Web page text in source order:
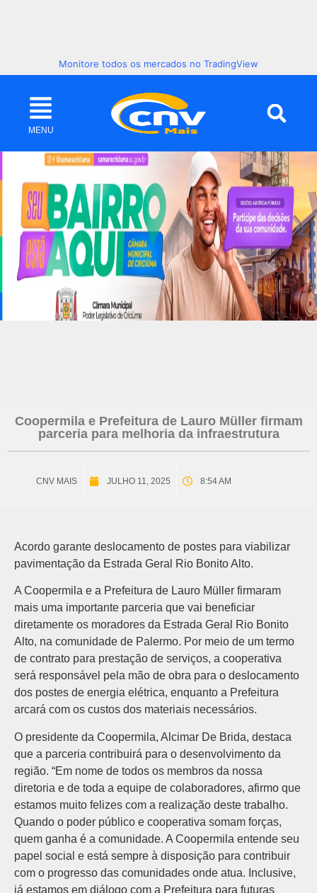
Monitore todos os mercados no TradingView
MENU
Coopermila e Prefeitura de Lauro Müller firmam
parceria para melhoria da infraestrutura
CNV MAIS JULHO 11, 2025 8:54 AM
Acordo garante deslocamento de postes para viabilizar
pavimentação da Estrada Geral Rio Bonito Alto.
A Coopermila e a Prefeitura de Lauro Müller firmaram
mais uma importante parceria que vai beneficiar
diretamente os moradores da Estrada Geral Rio Bonito
Alto, na comunidade de Palermo. Por meio de um termo
de contrato para prestação de serviços, a cooperativa
será responsável pela mão de obra para o deslocamento
dos postes de energia elétrica, enquanto a Prefeitura
arcará com os custos dos materiais necessários.
O presidente da Coopermila, Alcimar De Brida, destaca
que a parceria contribuirá para o desenvolvimento da
região. “Em nome de todos os membros da nossa
diretoria e de toda a equipe de colaboradores, afirmo que
estamos muito felizes com a realização deste trabalho.
Quando o poder público e cooperativa somam forças,
quem ganha é a comunidade. A Coopermila entende seu
papel social e está sempre à disposição para contribuir
com o progresso das comunidades onde atua. Inclusive,
já estamos em diálogo com a Prefeitura para futuras